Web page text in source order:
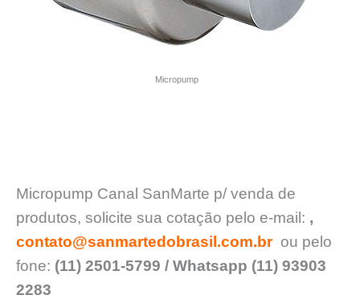
Micropump
Micropump Canal SanMarte p/ venda de
produtos, solicite sua cotação pelo e-mail: ,
contato@sanmartedobrasil.com.brou pelo
fone: (11) 2501-5799 / Whatsapp (11) 93903
2283